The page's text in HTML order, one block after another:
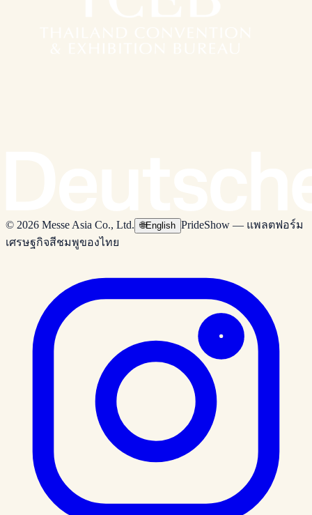
© 2026 Messe Asia Co., Ltd. 🌐English PrideShow — แพลตฟอร์ม
เศรษฐกิจสีชมพูของไทย